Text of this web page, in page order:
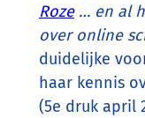
Roze… en al
over online
duidelijke
haar kennis
(5e druk april